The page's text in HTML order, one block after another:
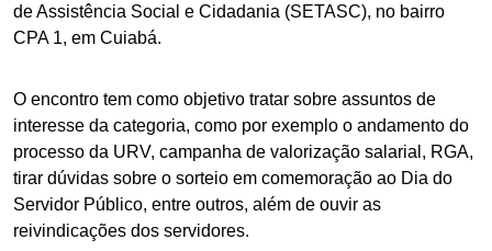
de Assistência Social e Cidadania (SETASC), no bairro
CPA 1, em Cuiabá.
O encontro tem como objetivo tratar sobre assuntos de
interesse da categoria, como por exemplo o andamento do
processo da URV, campanha de valorização salarial, RGA,
tirar dúvidas sobre o sorteio em comemoração ao Dia do
Servidor Público, entre outros, além de ouvir as
reivindicações dos servidores.